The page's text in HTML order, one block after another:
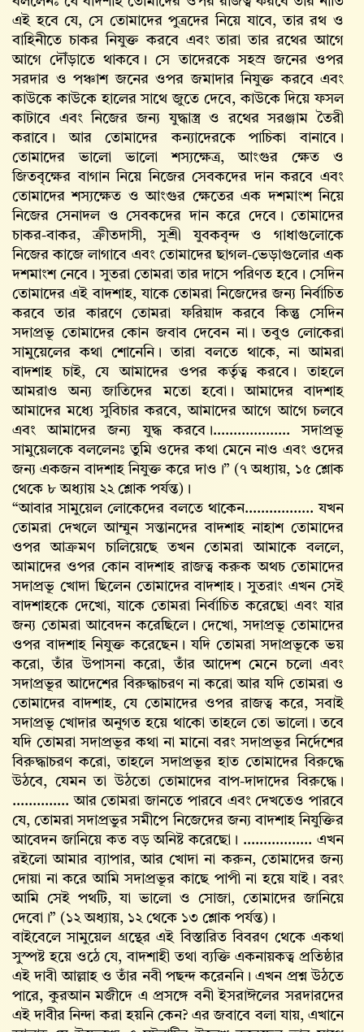
এই হবে যে, সে তোমাদের পুত্রদের নিয়ে যাবে, তার রথ ও
বাহিনীতে চাকর নিযুক্ত করবে এবং তারা তার রথের আগে
আগে দৌঁড়াতে থাকবে। সে তাদেরকে সহস্র জনের ওপর
সরদার ও পঞ্চাশ জনের ওপর জমাদার নিযুক্ত করবে এবং
কাউকে কাউকে হালের সাথে জুতে দেবে, কাউকে দিয়ে ফসল
কাটাবে এবং নিজের জন্য যুদ্ধাস্ত্র ও রথের সরঞ্জাম তৈরী
করাবে। আর তোমাদের কন্যাদেরকে পাচিকা বানাবে।
তোমাদের ভালো ভালো শস্যক্ষেত্র, আংগুর ক্ষেত ও
জিতবৃক্ষের বাগান নিয়ে নিজের সেবকদের দান করবে এবং
তোমাদের শস্যক্ষেত ও আংগুর ক্ষেতের এক দশমাংশ নিয়ে
নিজের সেনাদল ও সেবকদের দান করে দেবে। তোমাদের
চাকর-বাকর, ক্রীতদাসী, সুশ্রী যুবকবৃন্দ ও গাধাগুলোকে
নিজের কাজে লাগাবে এবং তোমাদের ছাগল-ভেড়াগুলোর এক
দশমাংশ নেবে। সুতরা তোমরা তার দাসে পরিণত হবে। সেদিন
তোমাদের এই বাদশাহ, যাকে তোমরা নিজেদের জন্য নির্বাচিত
করবে তার কারণে তোমরা ফরিয়াদ করবে কিন্তু সেদিন
সদাপ্রভূ তোমাদের কোন জবাব দেবেন না। তবুও লোকেরা
সামুয়েলের কথা শোনেনি। তারা বলতে থাকে, না আমরা
বাদশাহ চাই, যে আমাদের ওপর কর্তৃত্ব করবে। তাহলে
আমরাও অন্য জাতিদের মতো হবো। আমাদের বাদশাহ
আমাদের মধ্যে সুবিচার করবে, আমাদের আগে আগে চলবে
এবং আমাদের জন্য যুদ্ধ করবে।………………. সদাপ্রভূ
সামুয়েলকে বললেনঃ তুমি ওদের কথা মেনে নাও এবং ওদের
জন্য একজন বাদশাহ নিযুক্ত করে দাও।” (৭ অধ্যায়, ১৫ শ্লোক
থেকে ৮ অধ্যায় ২২ শ্লোক পর্যন্ত)।
“আবার সামুয়েল লোকেদের বলতে থাকেন…………….. যখন
তোমরা দেখলে আম্মুন সন্তানদের বাদশাহ নাহাশ তোমাদের
ওপর আক্রমণ চালিয়েছে তখন তোমরা আমাকে বললে,
আমাদের ওপর কোন বাদশাহ রাজত্ব করুক অথচ তোমাদের
সদাপ্রভূ খোদা ছিলেন তোমাদের বাদশাহ। সুতরাং এখন সেই
বাদশাহকে দেখো, যাকে তোমরা নির্বাচিত করেছো এবং যার
জন্য তোমরা আবেদন করেছিলে। দেখো, সদাপ্রভূ তোমাদের
ওপর বাদশাহ নিযুক্ত করেছেন। যদি তোমরা সদাপ্রভূকে ভয়
করো, তাঁর উপাসনা করো, তাঁর আদেশ মেনে চলো এবং
সদাপ্রভূর আদেশের বিরুদ্ধাচরণ না করো আর যদি তোমরা ও
তোমাদের বাদশাহ, যে তোমাদের ওপর রাজত্ব করে, সবাই
সদাপ্রভূ খোদার অনুগত হয়ে থাকো তাহলে তো ভালো। তবে
যদি তোমরা সদাপ্রভূর কথা না মানো বরং সদাপ্রভূর নির্দেশের
বিরুদ্ধাচরণ করো, তাহলে সদাপ্রভূর হাত তোমাদের বিরুদ্ধে
উঠবে, যেমন তা উঠতো তোমাদের বাপ-দাদাদের বিরুদ্ধে।
………….. আর তোমরা জানতে পারবে এবং দেখতেও পারবে
যে, তোমরা সদাপ্রভুর সমীপে নিজেদের জন্য বাদশাহ নিযুক্তির
আবেদন জানিয়ে কত বড় অনিষ্ট করেছো। …………….. এখন
রইলো আমার ব্যাপার, আর খোদা না করুন, তোমাদের জন্য
দোয়া না করে আমি সদাপ্রভূর কাছে পাপী না হয়ে যাই। বরং
আমি সেই পথটি, যা ভালো ও সোজা, তোমাদের জানিয়ে
দেবো।” (১২ অধ্যায়, ১২ থেকে ১৩ শ্লোক পর্যন্ত)।
বাইবেলে সামুয়েল গ্রন্থের এই বিস্তারিত বিবরণ থেকে একথা
সুস্পষ্ট হয়ে ওঠে যে, বাদশাহী তথা ব্যক্তি একনায়কত্ব প্রতিষ্ঠার
এই দাবী আল্লাহ‌ ও তাঁর নবী পছন্দ করেননি। এখন প্রশ্ন উঠতে
পারে, কুরআন মজীদে এ প্রসঙ্গে বনী ইসরাঈলের সরদারদের
এই দাবীর নিন্দা করা হয়নি কেন? এর জবাবে বলা যায়, এখানে